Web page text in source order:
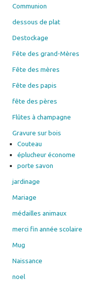
Communion
dessous de plat
Destockage
Fête des grand-Mères
Fête des mères
Fête des papis
fête des pères
Flûtes à champagne
Gravure sur bois
Couteau
éplucheur économe
porte savon
jardinage
Mariage
médailles animaux
merci fin année scolaire
Mug
Naissance
noel